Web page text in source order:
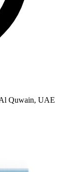
Quwain, UAE